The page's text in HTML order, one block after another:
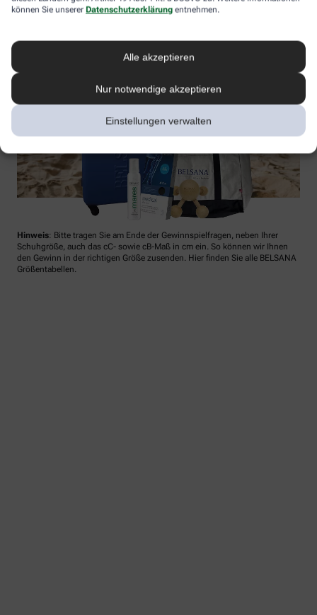
können Sie unserer Datenschutzerklärung entnehmen.
Alle akzeptieren
Nur notwendige akzeptieren
Einstellungen verwalten
Hinweis: Bitte tragen Sie am Ende der Gewinnspielfragen, neben Ihrer
Schuhgröße, auch das cC- sowie cB-Maß in cm ein. So können wir Ihnen
den Gewinn in der richtigen Größe zusenden. Hier finden Sie alle BELSANA
Größentabellen.